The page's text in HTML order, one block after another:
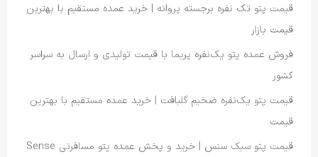
قیمت پتو تک نفره برجسته پروانه | خرید عمده مستقیم با بهترین
قیمت بازار
فروش عمده پتو یک‌نفره پریما با قیمت تولیدی و ارسال به سراسر
کشور
قیمت پتو یک‌نفره ضخیم گلبافت | خرید عمده مستقیم با بهترین
قیمت
قیمت پتو سبک سنس | خرید و پخش عمده پتو مسافرتی Sense